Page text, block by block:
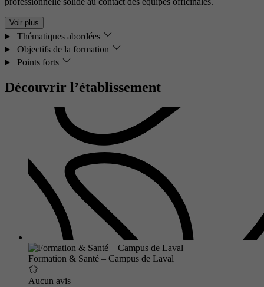
Voir plus
Thématiques abordées
Objectifs de la formation
Points forts
Découvrir l’établissement
Formation & Santé – Campus de Laval
Aucun avis